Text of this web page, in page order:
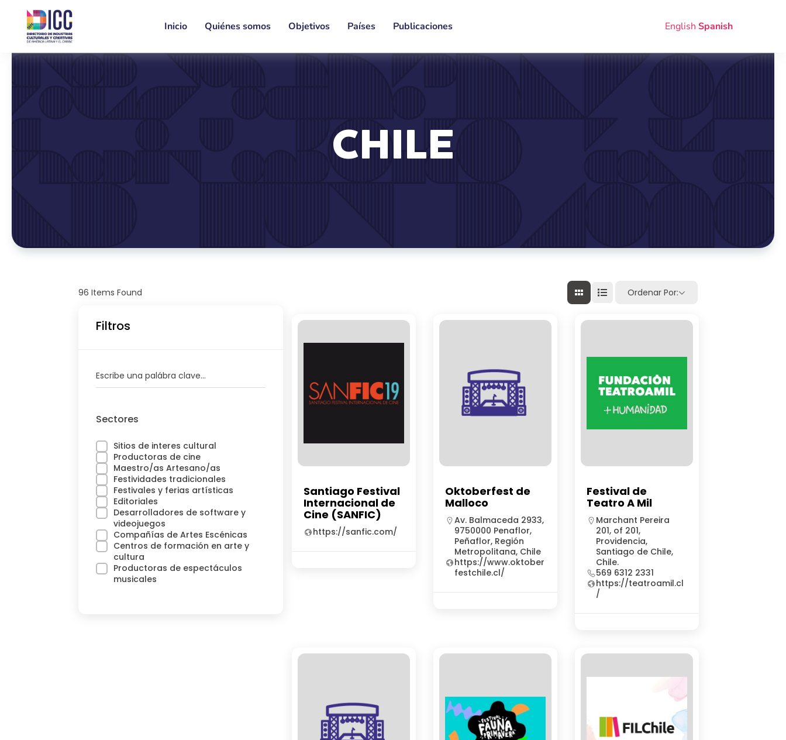
Inicio Quiénes somos Objetivos Países Publicaciones English Spanish
CHILE
96 Items Found Ordenar Por:
Filtros
Escribe una palábra clave...
Sectores
Sitios de interes cultural
Productoras de cine
Maestro/as Artesano/as
Festividades tradicionales
Festivales y ferias artísticas
Editoriales
Desarrolladores de software y
videojuegos
Compañías de Artes Escénicas
Centros de formación en arte y
cultura
Productoras de espectáculos
musicales
Santiago Festival
Internacional de
Cine (SANFIC)
https://sanfic.com/
Oktoberfest de
Malloco
Av. Balmaceda 2933,
9750000 Penaflor,
Peñaflor, Región
Metropolitana, Chile
https://www.oktober
festchile.cl/
Festival de
Teatro A Mil
Marchant Pereira
201, of 201,
Providencia,
Santiago de Chile,
Chile.
569 6312 2331
https://teatroamil.cl
/